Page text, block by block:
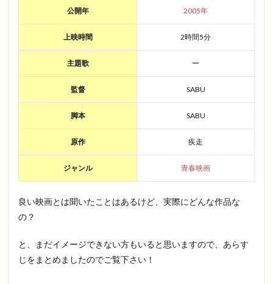
公開年 2005年
上映時間 2時間5分
主題歌 ー
監督 SABU
脚本 SABU
原作 疾走
ジャンル 青春映画
良い映画とは聞いたことはあるけど、実際にどんな作品な
の？
と、まだイメージできない方もいると思いますので、あらす
じをまとめましたのでご覧下さい！